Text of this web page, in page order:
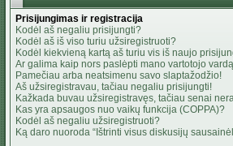
Prisijungimas ir registracija
Kodėl aš negaliu prisijungti?
Kodėl aš iš viso turiu užsiregistruoti?
Kodėl kiekvieną kartą aš turiu vis iš naujo
Ar galima kaip nors paslėpti mano vartotojo
Pamečiau arba neatsimenu savo slaptažodžio!
Aš užsiregistravau, tačiau negaliu prisijungti!
Kažkada buvau užsiregistravęs, tačiau senai
Kas yra apsaugos nuo vaikų funkcija (COPPA)?
Kodėl aš negaliu užsiregistruoti?
Ką daro nuoroda “Ištrinti visus diskusijų